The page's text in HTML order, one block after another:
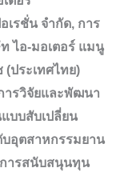
เรชั่น จำกัด, การ
ไอ-มอเตอร์ แมนู
ประเทศไทย)
ารวิจัยและพัฒนา
บบสับเปลี่ยน
บอุตสาหกรรมยาน
ารสนับสนุนทุน